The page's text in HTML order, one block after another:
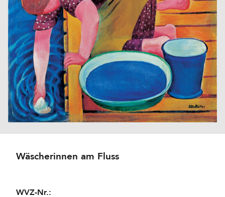
Wäscherinnen am Fluss
WVZ-Nr.: